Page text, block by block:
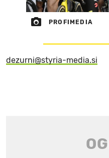
PROFIMEDIA
dezurni@styria-media.si